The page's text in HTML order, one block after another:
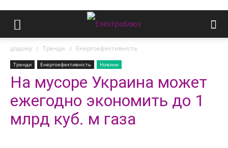
додому Тренди Енергоефективність
Тренди Енергоефективність Новини
На мусоре Украина может
ежегодно экономить до 1
млрд куб. м газа